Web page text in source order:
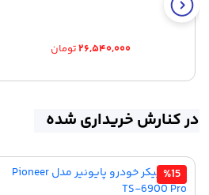
۲۶,۵۴۰,۰۰۰تومان
در کنارش خریداری شده
%15